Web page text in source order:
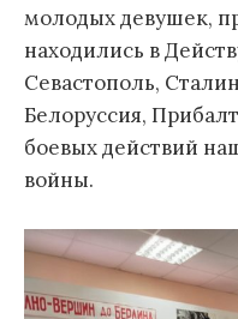
молодых девушек,
находились в
Севастополь,
Белоруссия,
боевых действий
войны.